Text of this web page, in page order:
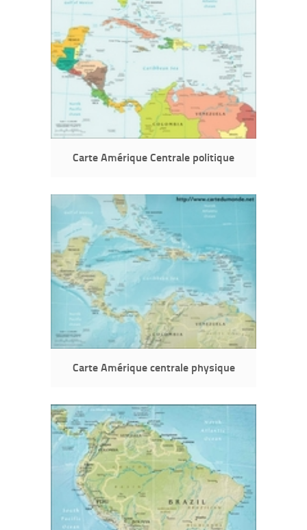
Carte Amérique Centrale politique
Carte Amérique centrale physique